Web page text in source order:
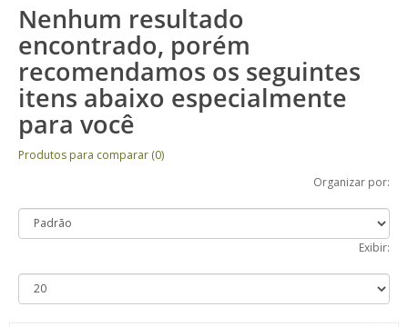
Nenhum resultado
encontrado, porém
recomendamos os seguintes
itens abaixo especialmente
para você
Produtos para comparar (0)
Organizar por:
Exibir: